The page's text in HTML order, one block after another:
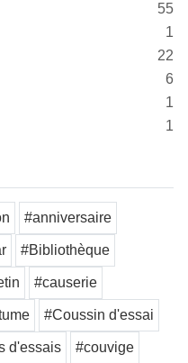
55
1
22
6
1
1
#anniversaire
#Bibliothèque
#causerie
#Coussin d'essai
d'essais #couvige